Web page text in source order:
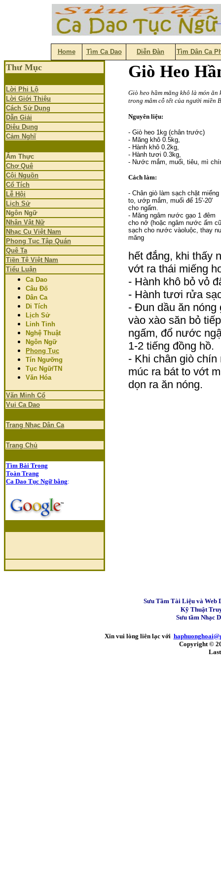
Home Tìm Ca Dao Diễn Đàn Tìm Dân Ca
Thư Mục
Lời Phi Lộ
Lời Giới Thiệu
Cách Sử Dụng
Dẫn Giải
Diêu Dụng
Cảm Nghĩ
Ẩm Thực
Chợ Quê
Cội Nguồn
Cổ Tích
Lễ Hội
Lịch Sử
Ngôn Ngữ
Nhân Vật Nữ
Nhạc Cụ Việt Nam
Phong Tục Tập Quán
Quê Ta
Tiền Tệ Việt Nam
Tiểu Luận
Ca Dao
Câu Đố
Dân Ca
Di Tích
Lịch Sử
Linh Tinh
Nghệ Thuật
Ngôn Ngữ
Phong Tục
Tín Ngưỡng
Tục Ngữ/TN
Văn Hóa
Văn Minh Cổ
Vui Ca Dao
Trang Nhạc Dân Ca
Trang Chủ
Tìm Bài Trong
Toàn Trang
Ca Dao Tục Ngữ bằng:
Giò Heo
Giò heo hầm măng khô là món ăn
trong mâm cỗ tết của người miền
Nguyên liệu:
- Giò heo 1kg (chân trước)
- Măng khô 0.5kg,
- Hành khô 0.2kg,
- Hành tươi 0.3kg,
- Nước mắm, muối, tiêu, mì
Cách làm:
- Chân giò làm sạch chặt miếng
to, ướp mắm, muối để 15'-20'
cho ngấm.
- Măng ngâm nước gạo 1 đêm
cho nở (hoặc ngâm nước ấm
sạch cho nước vào luộc, thay
măng
hết đắng, khi thấy
vớt ra thái miếng
- Hành khô bỏ vỏ
- Hành tươi rửa
- Đun dầu ăn nóng
vào xào săn bỏ
ngấm, đổ nước
1-2 tiếng đồng hồ.
- Khi chân giò
múc ra bát to vớt
dọn ra ăn nóng.
Sưu Tầm Tài Liệu và Web
Kỹ Thuật
Sưu tầm Nhạc
Xin vui lòng liên lạc với
Copyright ©